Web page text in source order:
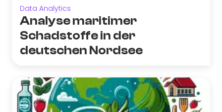
Data Analytics
Analyse maritimer
Schadstoffe in der
deutschen Nordsee